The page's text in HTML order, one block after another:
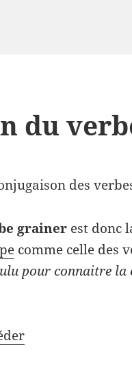
du
des
grainer est donc
comme celle des
pour connaitre la